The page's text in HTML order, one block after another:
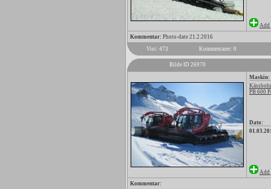
Add
Kommentar: Photo-date 21.2.2016
Vist: 473
Kommentarer: 0
Bilde ID 26970
Maskin:
PB 600
Dato:
Add
Kommentar: